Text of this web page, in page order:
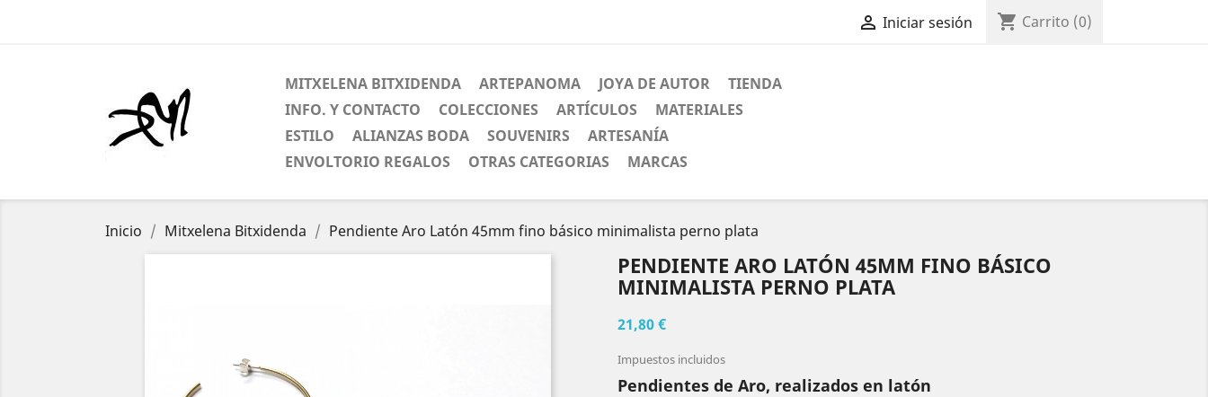
 Iniciar sesión shopping_cart Carrito (0)
MITXELENA BITXIDENDA ARTEPANOMA JOYA DE AUTOR
TIENDA
INFO. Y CONTACTO
COLECCIONES ARTÍCULOS
MATERIALES
ESTILO
ALIANZAS BODA SOUVENIRS
ARTESANÍA
ENVOLTORIO REGALOS
OTRAS CATEGORIAS MARCAS
Inicio Mitxelena Bitxidenda Pendiente Aro Latón 45mm fino básico minimalista perno plata
PENDIENTE ARO LATÓN 45MM FINO BÁSICO
MINIMALISTA PERNO PLATA
21,80 €
Impuestos incluidos
Pendientes de Aro, realizados en latón